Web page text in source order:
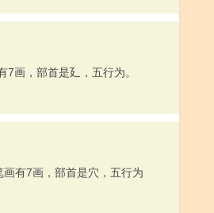
7画，部首是廴，五行为。
画有7画，部首是穴，五行为